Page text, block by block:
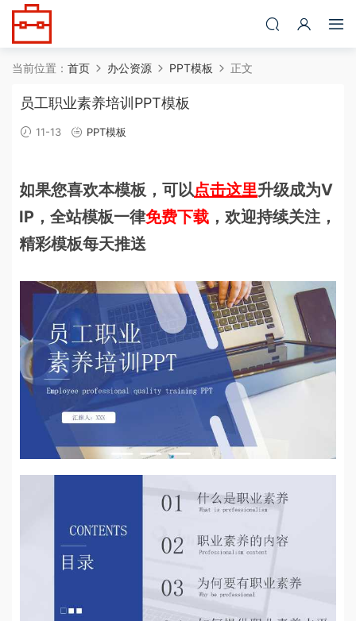
当前位置： 首页 办公资源 PPT模板 正文
员工职业素养培训PPT模板
11-13 PPT模板
如果您喜欢本模板，可以点击这里升级成为V
IP，全站模板一律免费下载 ，欢迎持续关注，
精彩模板每天推送